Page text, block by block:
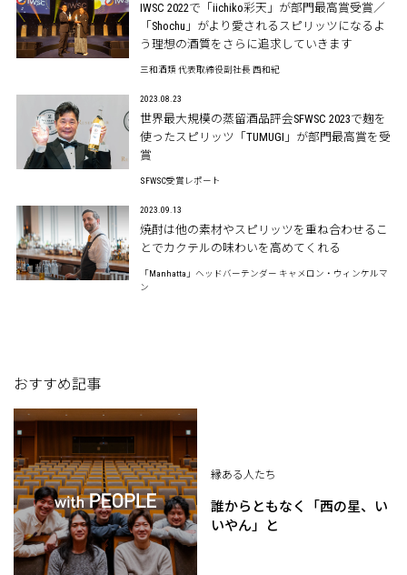
IWSC 2022で「iichiko彩天」が部門最高賞受賞／
「Shochu」がより愛されるスピリッツになるよ
う理想の酒質をさらに追求していきます
三和酒類 代表取締役副社長 西和紀
2023.08.23
世界最大規模の蒸留酒品評会SFWSC 2023で麹を
使ったスピリッツ「TUMUGI」が部門最高賞を受
賞
SFWSC受賞レポート
2023.09.13
焼酎は他の素材やスピリッツを重ね合わせるこ
とでカクテルの味わいを高めてくれる
「Manhatta」ヘッドバーテンダー キャメロン・ウィンケルマ
ン
おすすめ記事
縁ある人たち
誰からともなく「西の星、い
いやん」と